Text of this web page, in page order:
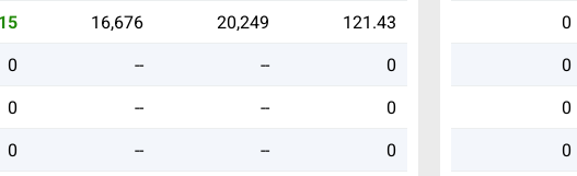
0
0
0
0
121.43
20,249
16,676
0
--
--
0
0
--
--
0
0
--
--
0